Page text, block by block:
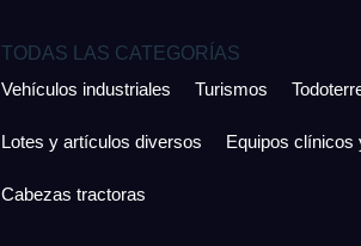
TODAS LAS CATEGORÍAS
Vehículos industriales
Turismos
Lotes y artículos diversos Equipos clínicos
Cabezas tractoras